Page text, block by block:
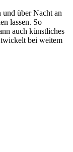
und über Nacht an
lassen. So
auch künstliches
bei weitem